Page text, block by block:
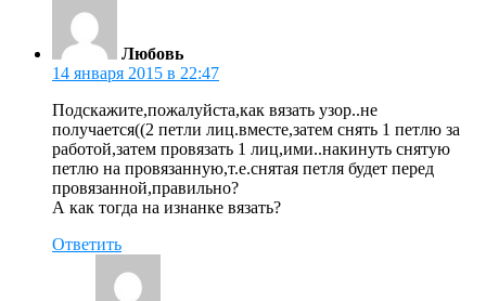
Любовь
14 января 2015 в 22:47
Подскажите,пожалуйста,как вязать узор..не
получается((2 петли лиц.вместе,затем снять 1 петлю за
работой,затем провязать 1 лиц,ими..накинуть снятую
петлю на провязанную,т.е.снятая петля будет перед
провязанной,правильно?
А как тогда на изнанке вязать?
Ответить